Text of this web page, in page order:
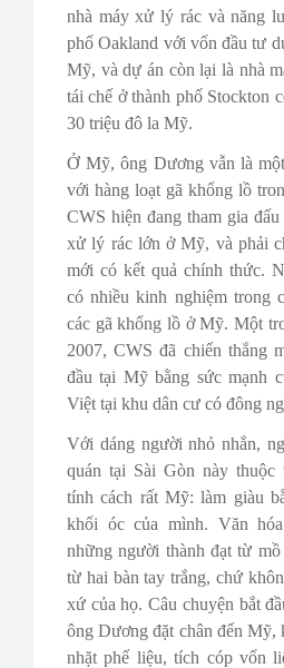
nhà máy xử lý rác và năng
phố Oakland với vốn đầu tư
Mỹ, và dự án còn lại là nhà
tái chế ở thành phố Stockton
30 triệu đô la Mỹ.
Ở Mỹ, ông Dương vẫn là
với hàng loạt gã khổng lồ
CWS hiện đang tham gia
xử lý rác lớn ở Mỹ, và phải
mới có kết quả chính thức.
có nhiều kinh nghiệm trong
các gã khổng lồ ở Mỹ. Một
2007, CWS đã chiến thắng
đầu tại Mỹ bằng sức mạnh
Việt tại khu dân cư có đông
Với dáng người nhỏ nhắn,
quán tại Sài Gòn này thuộc
tính cách rất Mỹ: làm giàu
khối óc của mình. Văn
những người thành đạt từ
từ hai bàn tay trắng, chứ
xứ của họ. Câu chuyện bắt
ông Dương đặt chân đến Mỹ,
nhặt phế liệu, tích cóp vốn